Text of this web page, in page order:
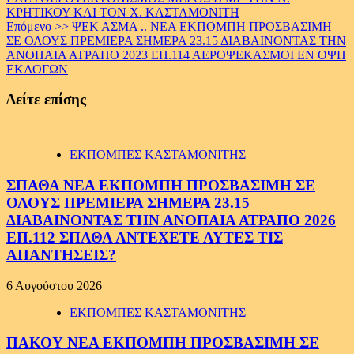
ΚΡΗΤΙΚΟΥ ΚΑΙ ΤΟΝ Χ. ΚΑΣΤΑΜΟΝΙΤΗ
Επόμενο >> ΨΕΚ ΑΣΜΑ .. ΝΕΑ ΕΚΠΟΜΠΗ ΠΡΟΣΒΑΣΙΜΗ
ΣΕ ΟΛΟΥΣ ΠΡΕΜΙΕΡΑ ΣΗΜΕΡΑ 23.15 ΔΙΑΒΑΙΝΟΝΤΑΣ ΤΗΝ
ΑΝΟΠΑΙΑ ΑΤΡΑΠΟ 2023 ΕΠ.114 ΑΕΡΟΨΕΚΑΣΜΟΙ ΕΝ ΟΨΗ
ΕΚΛΟΓΩΝ
Δείτε επίσης
ΕΚΠΟΜΠΕΣ ΚΑΣΤΑΜΟΝΙΤΗΣ
ΣΠΑΘΑ ΝΕΑ ΕΚΠΟΜΠΗ ΠΡΟΣΒΑΣΙΜΗ ΣΕ
ΟΛΟΥΣ ΠΡΕΜΙΕΡΑ ΣΗΜΕΡΑ 23.15
ΔΙΑΒΑΙΝΟΝΤΑΣ ΤΗΝ ΑΝΟΠΑΙΑ ΑΤΡΑΠΟ 2026
ΕΠ.112 ΣΠΑΘΑ ΑΝΤΕΧΕΤΕ ΑΥΤΕΣ ΤΙΣ
ΑΠΑΝΤΗΣΕΙΣ?
6 Αυγούστου 2026
ΕΚΠΟΜΠΕΣ ΚΑΣΤΑΜΟΝΙΤΗΣ
ΠΑΚΟΥ ΝΕΑ ΕΚΠΟΜΠΗ ΠΡΟΣΒΑΣΙΜΗ ΣΕ